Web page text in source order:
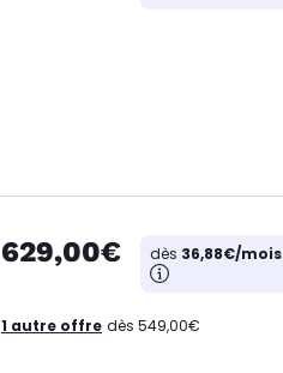
629,00€ dès 36,88€/mois
1 autre offre dès 549,00€